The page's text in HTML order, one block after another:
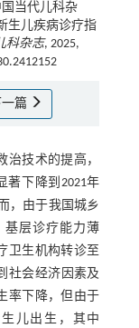
当代儿科杂
生儿疾病诊疗指
科杂志, 2025,
一篇
治技术的提高，
著下降到2021年
，由于我国城乡
基层诊疗能力薄
卫生机构转诊至
社会经济因素及
率下降，但由于
儿出生，其中